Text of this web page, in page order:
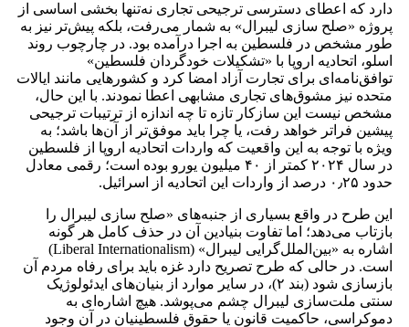
دارد که اعطای دسترسی ترجیحی تجاری نه‌تنها بخشی اساسی از
پروژه‌ «صلح سازی لیبرال» به‌ شمار می‌رفت، بلکه پیش‌تر نیز به
‌طور مشخص در فلسطین به اجرا درآمده بود. در چارچوب روند
اسلو، اتحادیه‌ اروپا با «تشکیلات خودگردان فلسطین»
توافق‌نامه‌ای برای تجارت آزاد امضا کرد و کشورهایی مانند ایالات
متحده نیز مشوق‌های تجاری مشابهی اعطا نمودند. با این‌ حال،
مشخص نیست این سازکار تازه تا چه اندازه از ترتیبات ترجیحی
پیشین فراتر خواهد رفت، یا چرا باید موفق‌تر از آن‌ها باشد؛ به
‌ویژه با توجه به این واقعیت که واردات اتحادیه‌ اروپا از فلسطین
در سال ۲۰۲۴ کمتر از ۴۰ میلیون یورو بوده است؛ رقمی معادل
حدود ۰٫۲۵ درصد از واردات این اتحادیه از اسرائیل.
این طرح در واقع بسیاری از جنبه‌های «صلح ‌سازی لیبرال را
بازتاب می‌دهد؛ اما تفاوت بنیادین آن در حذف کامل هر گونه
اشاره به «بین‌الملل‌گرایی لیبرال» (Liberal Internationalism)
است. در حالی که طرح تصریح دارد غزه باید برای رفاه مردم آن
بازسازی شود (بند ۲)، در سایر موارد از بنیان‌های ایدئولوژیک
سنتی ملت‌سازی لیبرال چشم می‌پوشد. هیچ اشاره‌ای به
دموکراسی، حاکمیت قانون یا حقوق فلسطینیان در آن وجود